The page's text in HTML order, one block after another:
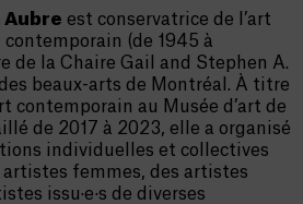
Aubre est conservatrice de l’art
(de 1945 à
de la Chaire Gail and Stephen A.
beaux-arts de Montréal. À titre
contemporain au Musée d’art de
de 2017 à 2023, elle a organisé
individuelles et collectives
femmes, des artistes
issu·e·s de diverses